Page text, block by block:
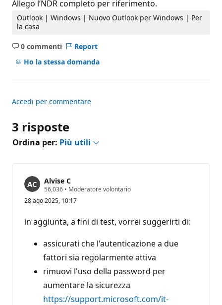
Allego l’NDR completo per riferimento.
Outlook | Windows | Nuovo Outlook per Windows | Per
la casa
0 commenti
Nessun
commento
Report
Ho la stessa domanda
Accedi per commentare
3 risposte
Ordina per: Più utili
Alvise C
56,036 P
n
i
d
r
e
p
u
t
z
o
• Moderatore volontario
28 ago 2025, 10:17
in aggiunta, a fini di test, vorrei suggerirti di:
assicurati che l'autenticazione a due
fattori sia regolarmente attiva
rimuovi l'uso della password per
aumentare la sicurezza
https://support.microsoft.com/it-